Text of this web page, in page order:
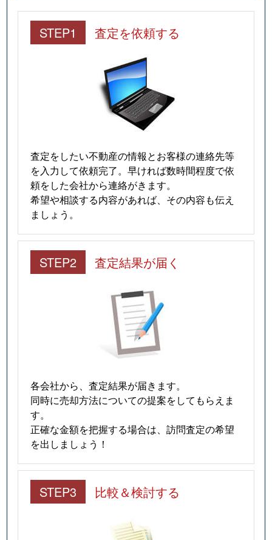
STEP1 査定を依頼する
査定をしたい不動産の情報とお客様の連絡先等
を入力して依頼完了。早ければ数時間程度で依
頼をした会社から連絡がきます。
希望や相談する内容があれば、その内容も伝え
ましょう。
STEP2 査定結果が届く
各会社から、査定結果が届きます。
同時に売却方法についての提案をしてもらえま
す。
正確な金額を把握する場合は、訪問査定の希望
を出しましょう！
STEP3 比較＆検討する